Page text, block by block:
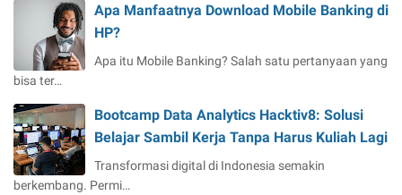
Apa Manfaatnya Download Mobile Banking di
HP?
Apa itu Mobile Banking? Salah satu pertanyaan yang
bisa ter…
Bootcamp Data Analytics Hacktiv8: Solusi
Belajar Sambil Kerja Tanpa Harus Kuliah Lagi
Transformasi digital di Indonesia semakin
berkembang. Permi…